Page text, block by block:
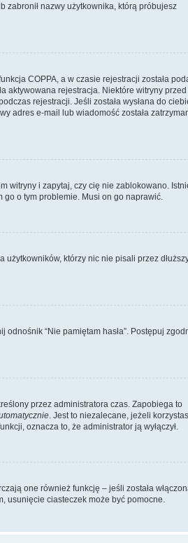
zabronił nazwy użytkownika, którą próbujesz
COPPA, a w czasie rejestracji została
aktywowana rejestracja. Niektóre witryny przed
rejestracji. Jeśli została wysłana do
adres e-mail lub wiadomość została
witryny i zapytaj, czy cię nie zablokowano.
o tym problemie. Musi on go naprawić.
którzy nic nie pisali przez
“Nie pamiętam hasła”. Postępuj
przez administratora czas. Zapobiega to
. Jest to niezalecane, jeżeli
oznacza to, że administrator ją wyłączył.
one również funkcję – jeśli została
usunięcie ciasteczek może być pomocne.